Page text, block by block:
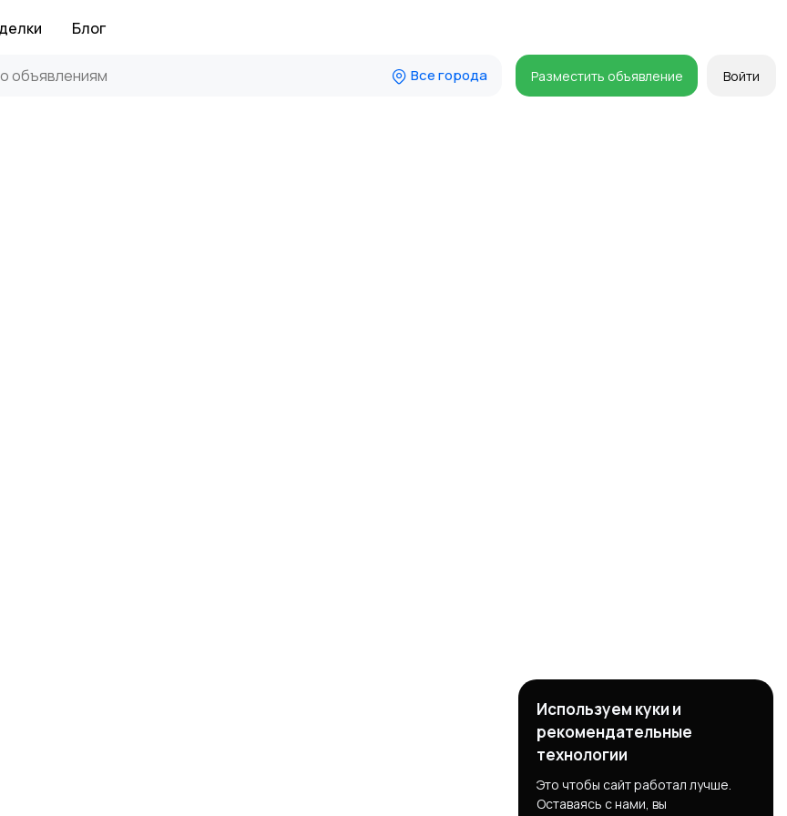
Блог
Все города Разместить объявление Войти
Используем куки и
рекомендательные
технологии
Это чтобы сайт работал лучше.
Оставаясь с нами, вы